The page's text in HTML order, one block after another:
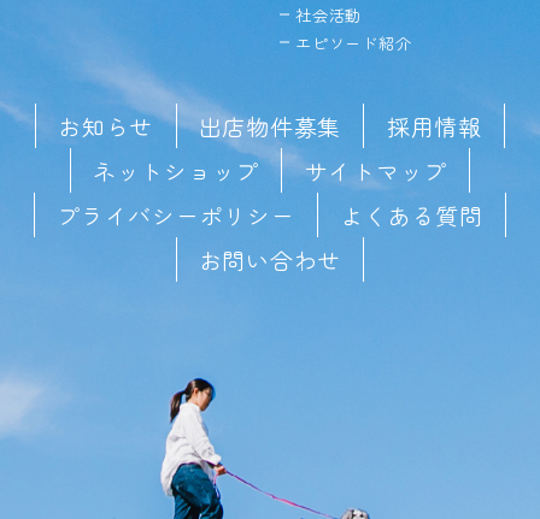
社会活動
エピソード紹介
お知らせ 出店物件募集
採用情報
ネットショップ
サイトマップ
プライバシーポリシー
よくある質問
お問い合わせ